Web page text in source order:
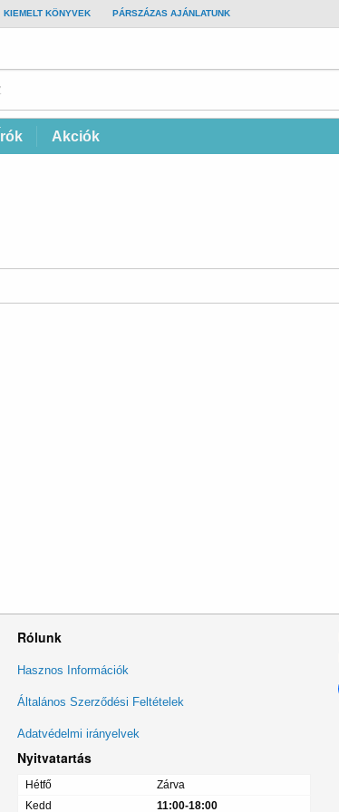
KIEMELT KÖNYVEK PÁRSZÁZAS AJÁNLATUNK
Írók Akciók
Rólunk
Lábléc
menü
Hasznos Információk
Általános Szerződési Feltételek
Adatvédelmi irányelvek
Nyitvatartás
Hétfő
Zárva
Kedd
11:00-18:00